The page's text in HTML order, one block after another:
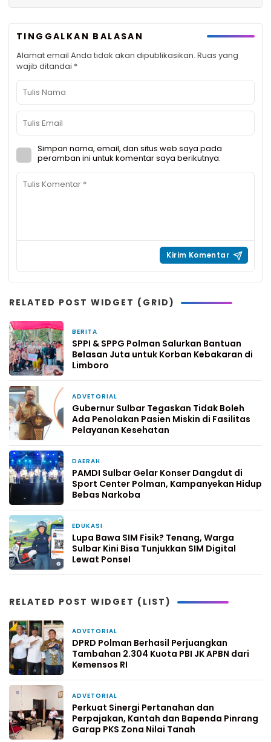
TINGGALKAN BALASAN
Alamat email Anda tidak akan dipublikasikan. Ruas yang
wajib ditandai *
Simpan nama, email, dan situs web saya pada
peramban ini untuk komentar saya berikutnya.
RELATED POST WIDGET (GRID)
BERITA
SPPI & SPPG Polman Salurkan Bantuan
Belasan Juta untuk Korban Kebakaran di
Limboro
ADVETORIAL
Gubernur Sulbar Tegaskan Tidak Boleh
Ada Penolakan Pasien Miskin di Fasilitas
Pelayanan Kesehatan
DAERAH
PAMDI Sulbar Gelar Konser Dangdut di
Sport Center Polman, Kampanyekan Hidup
Bebas Narkoba
EDUKASI
Lupa Bawa SIM Fisik? Tenang, Warga
Sulbar Kini Bisa Tunjukkan SIM Digital
Lewat Ponsel
RELATED POST WIDGET (LIST)
ADVETORIAL
DPRD Polman Berhasil Perjuangkan
Tambahan 2.304 Kuota PBI JK APBN dari
Kemensos RI
ADVETORIAL
Perkuat Sinergi Pertanahan dan
Perpajakan, Kantah dan Bapenda Pinrang
Garap PKS Zona Nilai Tanah